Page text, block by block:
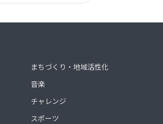
まちづくり・地域活性化
音楽
チャレンジ
スポーツ